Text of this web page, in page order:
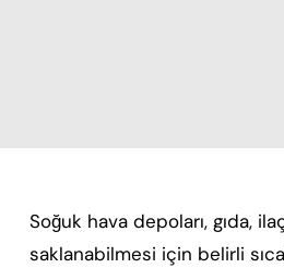
Soğuk hava depoları, gıda,
saklanabilmesi için belirli